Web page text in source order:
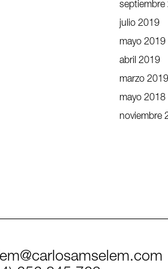
septiembre
julio 2019
mayo 2019
abril 2019
marzo 2019
mayo 2018
noviembre